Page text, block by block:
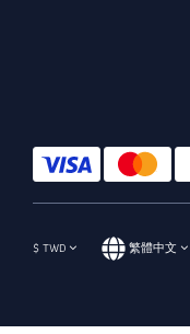
$TWD 繁體中文